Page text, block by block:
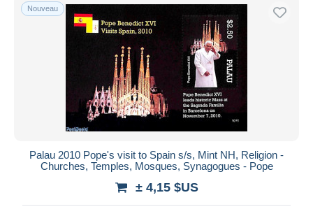
Nouveau
Palau 2010 Pope's visit to Spain s/s, Mint NH, Religion -
Churches, Temples, Mosques, Synagogues - Pope
± 4,15 $US